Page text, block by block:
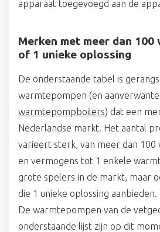
apparaat toegevoegd aan de
Merken met meer dan 100
of 1 unieke oplossing
De onderstaande tabel is
warmtepompen (en
warmtepompboilers) dat een
Nederlandse markt. Het aantal
varieert sterk, van meer dan 100
en vermogens tot 1 enkele
grote spelers in de markt, maar
die 1 unieke oplossing aanbieden.
De warmtepompen van de
onderstaande lijst zijn op dit